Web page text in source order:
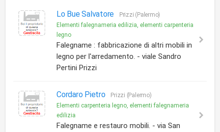
Lo Bue Salvatore
Prizzi (Palermo)
Elementi falegnameria edilizia, elementi carpenteria
legno
Falegname : fabbricazione di altri mobili in
legno per l'arredamento. - viale Sandro
Pertini Prizzi
Cordaro Pietro
Prizzi (Palermo)
Elementi carpenteria legno, elementi falegnameria
edilizia
Falegname e restauro mobili. - via San